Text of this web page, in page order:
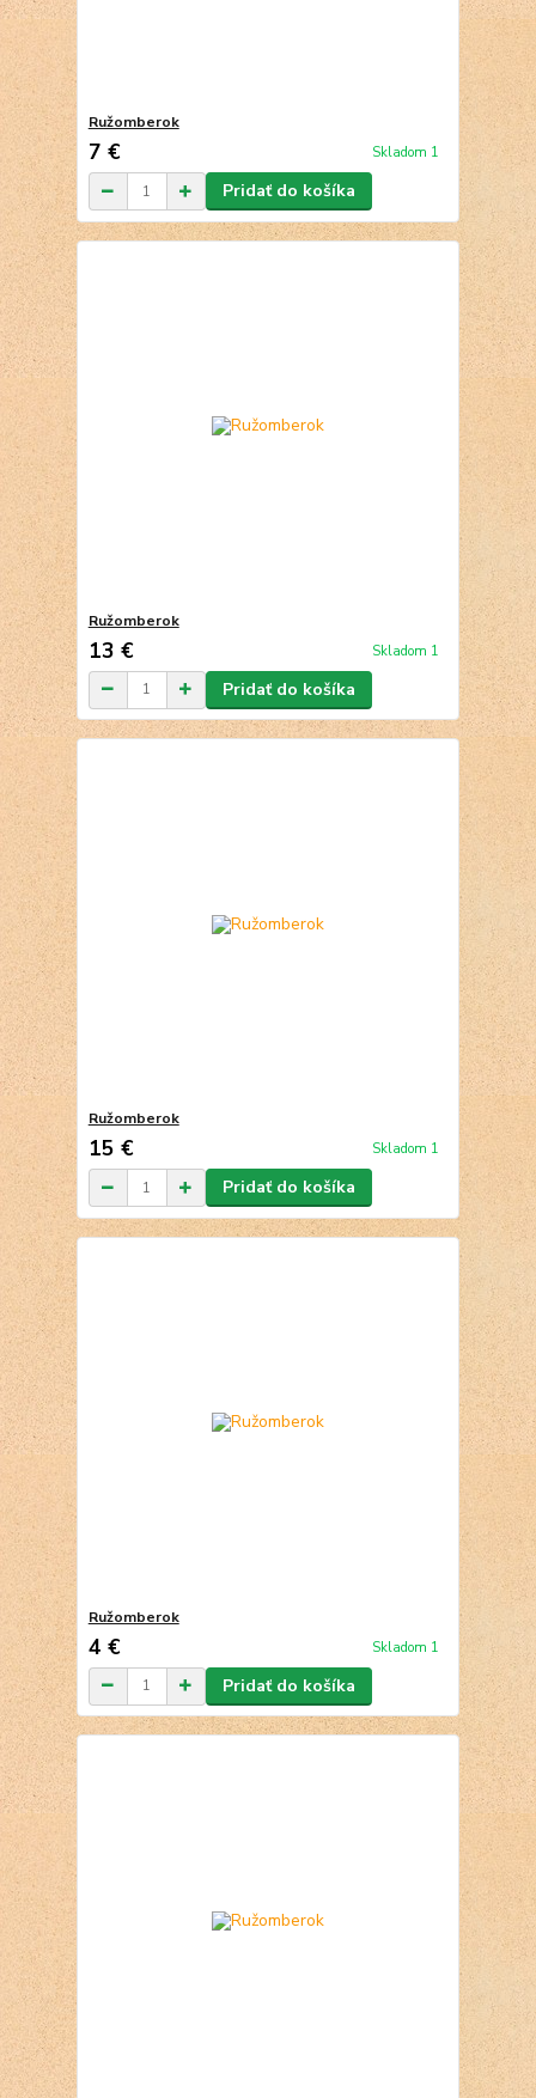
Ružomberok
7 € Skladom 1
Pridať do košíka
Ružomberok
13 € Skladom 1
Pridať do košíka
Ružomberok
15 € Skladom 1
Pridať do košíka
Ružomberok
4 € Skladom 1
Pridať do košíka